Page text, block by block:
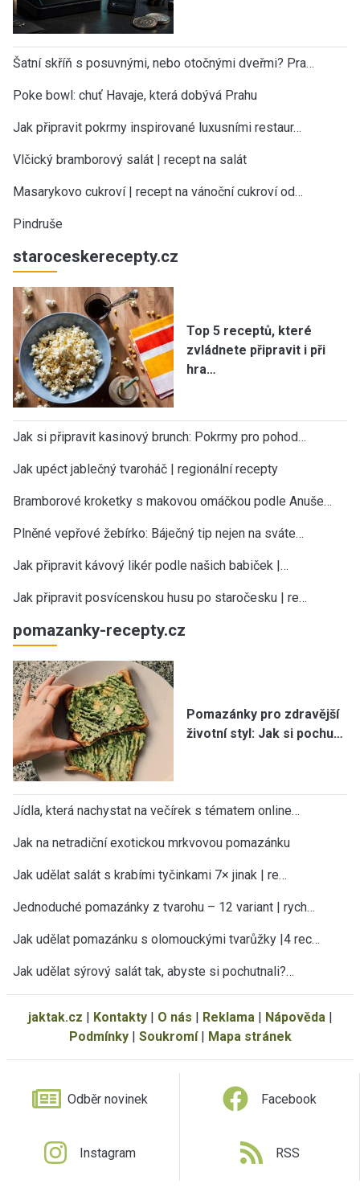
Šatní skříň s posuvnými, nebo otočnými dveřmi? Pra…
Poke bowl: chuť Havaje, která dobývá Prahu
Jak připravit pokrmy inspirované luxusními restaur…
Vlčický bramborový salát | recept na salát
Masarykovo cukroví | recept na vánoční cukroví od…
Pindruše
staroceskerecepty.cz
Top 5 receptů, které
zvládnete připravit i při
hra…
Jak si připravit kasinový brunch: Pokrmy pro pohod…
Jak upéct jablečný tvaroháč | regionální recepty
Bramborové kroketky s makovou omáčkou podle Anuše…
Plněné vepřové žebírko: Báječný tip nejen na sváte…
Jak připravit kávový likér podle našich babiček |…
Jak připravit posvícenskou husu po staročesku | re…
pomazanky-recepty.cz
Pomazánky pro zdravější
životní styl: Jak si pochu…
Jídla, která nachystat na večírek s tématem online…
Jak na netradiční exotickou mrkvovou pomazánku
Jak udělat salát s krabími tyčinkami 7× jinak | re…
Jednoduché pomazánky z tvarohu – 12 variant | rych…
Jak udělat pomazánku s olomouckými tvarůžky |4 rec…
Jak udělat sýrový salát tak, abyste si pochutnali?…
jaktak.cz | Kontakty| O nás | Reklama| Nápověda|
Podmínky| Soukromí| Mapa stránek
Odběr novinek Facebook
Instagram RSS